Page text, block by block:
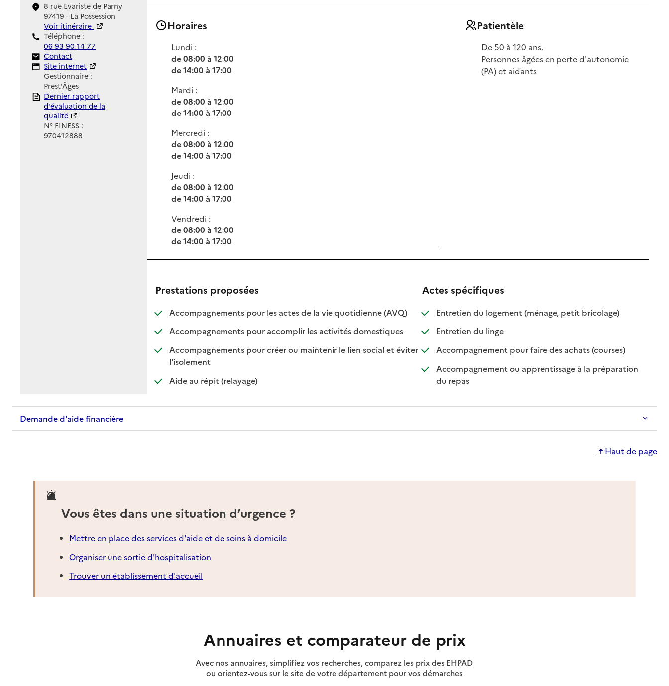
8 rue Evariste de Parny
97419 - La Possession
Voir itinéraire
Téléphone :
06 93 90 14 77
Contact
Contact
Site Internet
Site internet
Gestionnaire :
Prest'Âges
Rapport HAS
Dernier rapport
d'évaluation de la
qualité
N° FINESS :
970412888
Horaires
Lundi :
de 08:00 à 12:00
de 14:00 à 17:00
Mardi :
de 08:00 à 12:00
de 14:00 à 17:00
Mercredi :
de 08:00 à 12:00
de 14:00 à 17:00
Jeudi :
de 08:00 à 12:00
de 14:00 à 17:00
Vendredi :
de 08:00 à 12:00
de 14:00 à 17:00
Patientèle
De 50 à 120 ans.
Personnes âgées en perte d'autonomie
(PA) et aidants
Prestations proposées
Accompagnements pour les actes de la vie quotidienne (AVQ): disponible
: non disponible
Accompagnements pour accomplir les activités domestiques: disponible
: non disponible
Accompagnements pour créer ou maintenir le lien social et éviter
l'isolement: disponible
: non disponible
Aide au répit (relayage): disponible
: non disponible
Actes spécifiques
Entretien du logement (ménage, petit bricolage): disponible
: non disponible
Entretien du linge: disponible
: non disponible
Accompagnement pour faire des achats (courses): disponible
: non
Accompagnement ou apprentissage à la préparation
du repas: disponible
: non disponible
Demande d'aide financière
Haut de page
Vous êtes dans une situation d’urgence ?
Mettre en place des services d'aide et de soins à domicile
Organiser une sortie d'hospitalisation
Trouver un établissement d'accueil
Annuaires et comparateur de prix
Avec nos annuaires, simplifiez vos recherches, comparez les prix des EHPAD
ou orientez-vous sur le site de votre département pour vos démarches